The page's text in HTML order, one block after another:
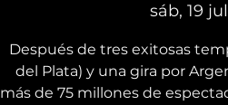
sáb, 19 jul
Después de tres exitosas
del Plata) y una gira por
más de 75 millones de